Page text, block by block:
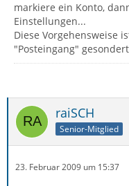
markiere ein Konto,
Einstellungen...
Diese Vorgehensweise
"Posteingang"
raiSCH
Senior-Mitglied
23. Februar 2009 um 15:37